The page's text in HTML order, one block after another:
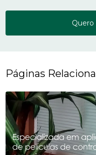
Páginas